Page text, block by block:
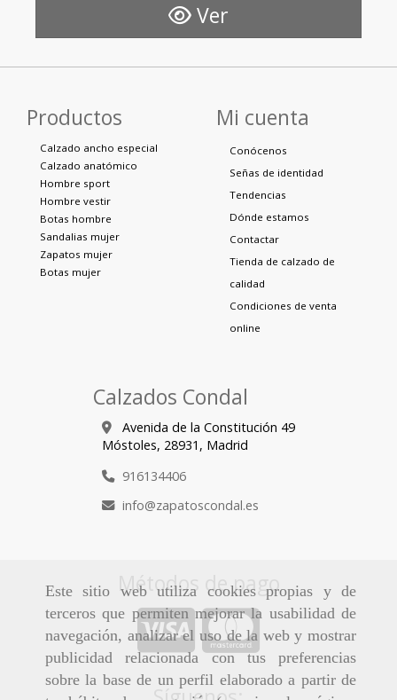
Este sitio web utiliza cookies propias y de
terceros que permiten mejorar la usabilidad de
navegación, analizar el uso de la web y mostrar
publicidad relacionada con tus preferencias
sobre la base de un perfil elaborado a partir de
Ver
Productos
Calzado ancho especial
Calzado anatómico
Hombre sport
Hombre vestir
Botas hombre
Sandalias mujer
Zapatos mujer
Botas mujer
Mi cuenta
Conócenos
Señas de identidad
Tendencias
Dónde estamos
Contactar
Tienda de calzado de
calidad
Condiciones de venta
online
Calzados Condal
Avenida de la Constitución 49
Móstoles, 28931, Madrid
916134406
info
zapatoscondal.es
Métodos de pago